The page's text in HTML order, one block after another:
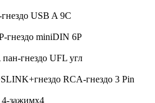
USB A 9C
гнездо miniDIN 6P
гнездо UFL угл
RCA-гнездо 3 Pin
зажимx4